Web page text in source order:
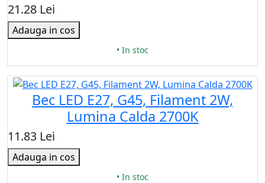
21.28 Lei
Adauga in cos
• In stoc
Bec LED E27, G45, Filament 2W,
Lumina Calda 2700K
11.83 Lei
Adauga in cos
• In stoc